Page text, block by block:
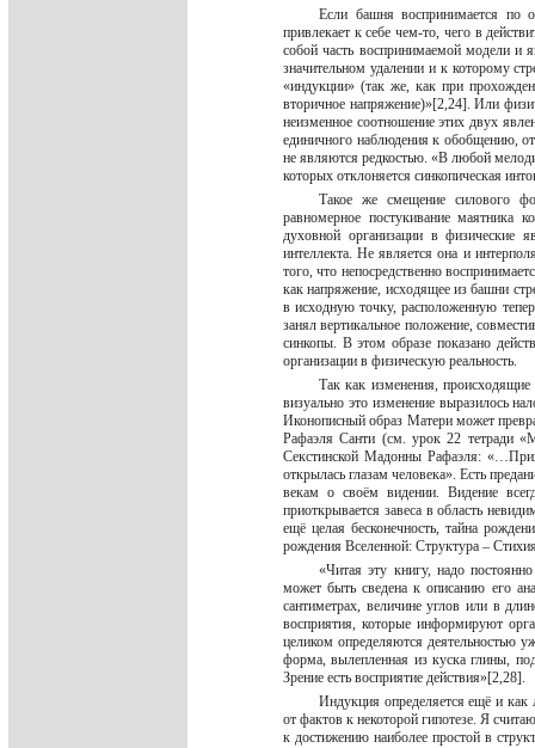
Если башня воспринимается по
привлекает к себе чем-то, чего в
собой часть воспринимаемой модели и
значительном удалении и к которому
«индукции» (так же, как при
вторичное напряжение)»[2,24]. Или
неизменное соотношение этих двух
единичного наблюдения к обобщению,
не являются редкостью. «В любой
которых отклоняется синкопическая
Такое же смещение силового
равномерное постукивание маятника
духовной организации в физические
интеллекта. Не является она и
того, что непосредственно
как напряжение, исходящее из башни
в исходную точку, расположенную
занял вертикальное положение,
синкопы. В этом образе показано
организации в физическую реальность.
Так как изменения,
визуально это изменение выразилось
Иконописный образ Матери может
Рафаэля Санти (см. урок 22 тетради
Секстинской Мадонны Рафаэля:
открылась глазам человека». Есть
векам о своём видении. Видение
приоткрывается завеса в область
ещё целая бесконечность, тайна
рождения Вселенной: Структура –
«Читая эту книгу, надо
может быть сведена к описанию его
сантиметрах, величине углов или в
восприятия, которые информируют
целиком определяются деятельностью
форма, вылепленная из куска глины,
Зрение есть восприятие действия»[2,28].
Индукция определяется ещё и
от фактов к некоторой гипотезе. Я
к достижению наиболее простой в